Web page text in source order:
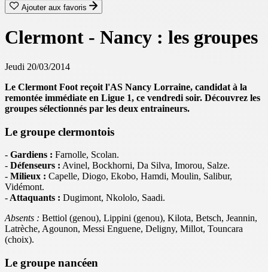
Ajouter aux favoris
Clermont - Nancy : les groupes
Jeudi 20/03/2014
Le Clermont Foot reçoit l'AS Nancy Lorraine, candidat à la
remontée immédiate en Ligue 1, ce vendredi soir. Découvrez les
groupes sélectionnés par les deux entraineurs.
Le groupe clermontois
- Gardiens : Farnolle, Scolan.
- Défenseurs : Avinel, Bockhorni, Da Silva, Imorou, Salze.
- Milieux : Capelle, Diogo, Ekobo, Hamdi, Moulin, Salibur,
Vidémont.
- Attaquants : Dugimont, Nkololo, Saadi.
Absents : Bettiol (genou), Lippini (genou), Kilota, Betsch, Jeannin,
Latrèche, Agounon, Messi Enguene, Deligny, Millot, Touncara
(choix).
Le groupe nancéen